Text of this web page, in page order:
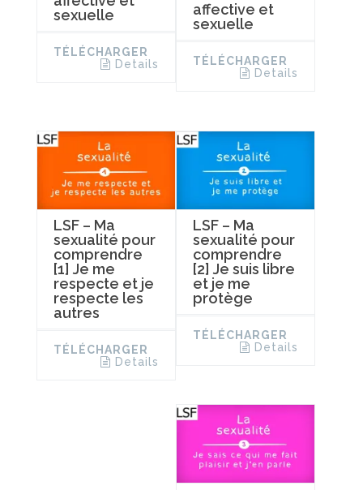
sexuelle
TÉLÉCHARGER
Details
affective et
sexuelle
TÉLÉCHARGER
Details
LSF – Ma
sexualité pour
comprendre
[1] Je me
respecte et je
respecte les
autres
TÉLÉCHARGER
Details
LSF – Ma
sexualité pour
comprendre
[2] Je suis libre
et je me
protège
TÉLÉCHARGER
Details